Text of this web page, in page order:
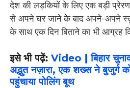
देश की लड़कियों के लिए एक बड़ी प्रेरणा
से अपने घर जाने के बाद अपने-अपने
के साथ एक दिन बिताने का भी आग्रह
इसे भी पढ़ें: Video | बिहार
अद्भुत नज़ारा, एक शख्स ने बुजुर्ग
पहुंचाया पोलिंग बूथ